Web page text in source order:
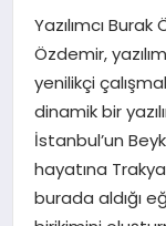
EKONOMI
MAGAZIN
SAĞLIK
SIYASET
Yazılımcı
Özdemir,
yenilikçi
dinamik bir
İstanbul’un
hayatına
burada aldığı